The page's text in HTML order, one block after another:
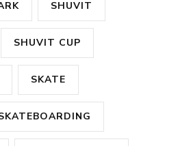
SHUVIT
SHUVIT CUP
SKATE